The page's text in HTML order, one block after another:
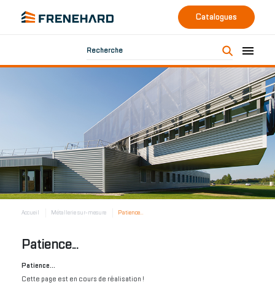
Recherche
Catalogues
Accueil Métallerie sur-mesure Patience...
Patience...
Patience...
Cette page est en cours de réalisation !